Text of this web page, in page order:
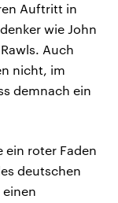
Auftritt in
wie John
Auch
nicht, im
demnach ein
ein roter Faden
deutschen
einen